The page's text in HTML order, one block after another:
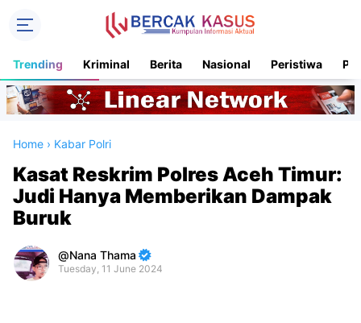
Trending Kriminal Berita Nasional Peristiwa
Home › Kabar Polri
Kasat Reskrim Polres Aceh Timur:
Judi Hanya Memberikan Dampak
Buruk
Nana Thama
Tuesday, 11 June 2024